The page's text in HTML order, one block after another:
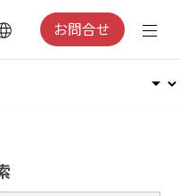
お問合せ